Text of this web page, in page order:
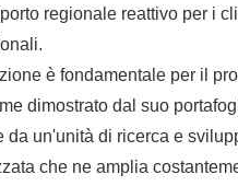
regionale reattivo per i
è fondamentale per il
dimostrato dal suo
da un'unità di ricerca e
che ne amplia